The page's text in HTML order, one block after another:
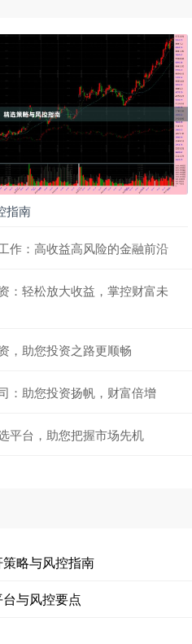
指南
作：高收益高风险的金融前沿
：轻松放大收益，掌控财富未
，助您投资之路更顺畅
：助您投资扬帆，财富倍增
平台，助您把握市场先机
略与风控指南
与风控要点